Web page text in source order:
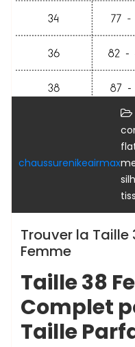
chaussurenikeairmax
Trouver la
Femme
Taille 38
Complet
Taille